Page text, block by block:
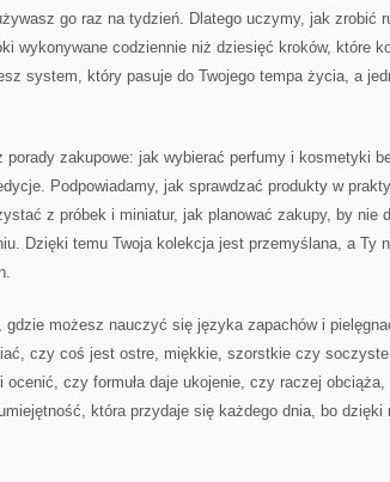
go raz na tydzień. Dlatego uczymy, jak zrobić
wykonywane codziennie niż dziesięć kroków, które
system, który pasuje do Twojego tempa życia, a
porady zakupowe: jak wybierać perfumy i kosmetyki
Podpowiadamy, jak sprawdzać produkty w
z próbek i miniatur, jak planować zakupy, by nie
Dzięki temu Twoja kolekcja jest przemyślana, a Ty
gdzie możesz nauczyć się języka zapachów i
czy coś jest ostre, miękkie, szorstkie czy
ocenić, czy formuła daje ukojenie, czy raczej
która przydaje się każdego dnia, bo dzięki